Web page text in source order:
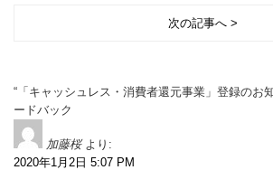
次の記事へ >
“「キャッシュレス・消費者還元事業」登録のお
ードバック
加藤桜 より:
2020年1月2日 5:07 PM